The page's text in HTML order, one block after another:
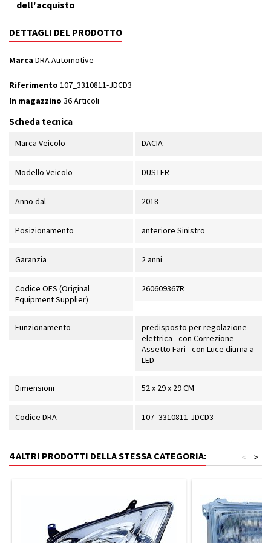
dell'acquisto
DETTAGLI DEL PRODOTTO
Marca DRA Automotive
Riferimento 107_3310811-JDCD3
In magazzino 36 Articoli
Scheda tecnica
Marca Veicolo DACIA
Modello Veicolo DUSTER
Anno dal 2018
Posizionamento anteriore Sinistro
Garanzia 2 anni
Codice OES (Original
Equipment Supplier)
260609367R
Funzionamento
predisposto per regolazione
elettrica - con Correzione
Assetto Fari - con Luce diurna a
LED
Dimensioni 52 x 29 x 29 CM
Codice DRA 107_3310811-JDCD3
4 ALTRI PRODOTTI DELLA STESSA CATEGORIA: >
<